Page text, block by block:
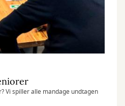
Vi spiller alle mandage undtagen